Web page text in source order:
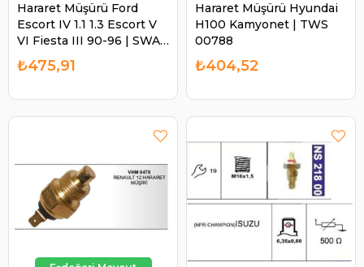
Hararet Müşürü Ford
Escort IV 1.1 1.3 Escort V
VI Fiesta III 90-96 | SWAG
50230002
₺475,91
Hararet Müşürü Hyundai
H100 Kamyonet | TWS
00788
₺404,52